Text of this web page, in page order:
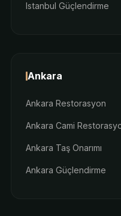
Istanbul Güçlendirme
Ankara
Ankara Restorasyon
Ankara Cami
Ankara Taş Onarımı
Ankara Güçlendirme